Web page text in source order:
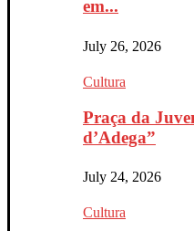
em...
July 26, 2026
Cultura
Praça da
d’Adega”
July 24, 2026
Cultura